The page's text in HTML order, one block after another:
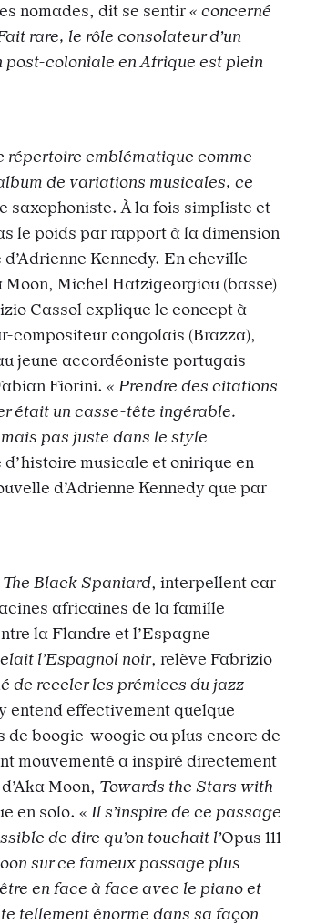
nomades, dit se sentir« concerné
rare, le rôle consolateur d’un
coloniale en Afrique est plein
répertoire emblématique comme
de variations musicales, ce
saxophoniste. À la fois simpliste et
le poids par rapport à la dimension
Kennedy. En cheville
Moon, Michel Hatzigeorgiou (basse)
Cassol explique le concept à
compositeur congolais (Brazza),
jeune accordéoniste portugais
Fiorini. « Prendre des citations
était un casse-tête ingérable.
pas juste dans le style
d’histoire musicale et onirique en
d’Adrienne Kennedy que par
The Black Spaniard, interpellent car
africaines de la famille
la Flandre et l’Espagne
l’Espagnol noir, relève Fabrizio
de receler les prémices du jazz
entend effectivement quelque
boogie-woogie ou plus encore de
mouvementé a inspiré directement
Moon, Towards the Stars with
en solo. « Il s’inspire de ce passage
de dire qu’on touchait l’Opus 111
sur ce fameux passage plus
en face à face avec le piano et
tellement énorme dans sa façon